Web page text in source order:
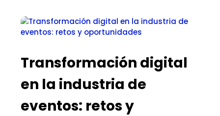
Transformación digital
en la industria de
eventos: retos y